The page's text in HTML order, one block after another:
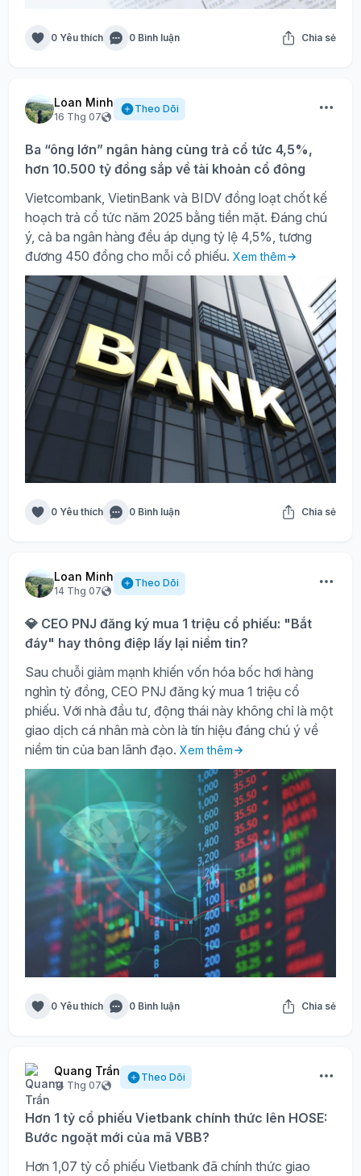
0 Yêu thích 0 Bình luận Chia sẻ
Loan Minh
16 Thg 07
Theo Dõi
Ba “ông lớn” ngân hàng cùng trả cổ tức 4,5%,
hơn 10.500 tỷ đồng sắp về tài khoản cổ đông
Vietcombank, VietinBank và BIDV đồng loạt chốt kế
hoạch trả cổ tức năm 2025 bằng tiền mặt. Đáng chú
ý, cả ba ngân hàng đều áp dụng tỷ lệ 4,5%, tương
đương 450 đồng cho mỗi cổ phiếu. Xem thêm
0 Yêu thích 0 Bình luận Chia sẻ
Loan Minh
14 Thg 07
Theo Dõi
💎 CEO PNJ đăng ký mua 1 triệu cổ phiếu: "Bắt
đáy" hay thông điệp lấy lại niềm tin?
Sau chuỗi giảm mạnh khiến vốn hóa bốc hơi hàng
nghìn tỷ đồng, CEO PNJ đăng ký mua 1 triệu cổ
phiếu. Với nhà đầu tư, động thái này không chỉ là một
giao dịch cá nhân mà còn là tín hiệu đáng chú ý về
niềm tin của ban lãnh đạo. Xem thêm
0 Yêu thích 0 Bình luận Chia sẻ
Quang Trần
14 Thg 07
Theo Dõi
Hơn 1 tỷ cổ phiếu Vietbank chính thức lên HOSE:
Bước ngoặt mới của mã VBB?
Hơn 1,07 tỷ cổ phiếu Vietbank đã chính thức giao